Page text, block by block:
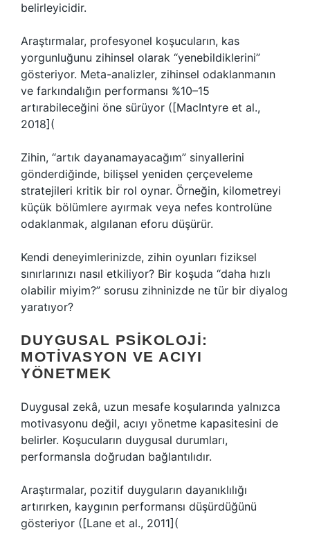
belirleyicidir.
Araştırmalar, profesyonel koşucuların, kas
yorgunluğunu zihinsel olarak “yenebildiklerini”
gösteriyor. Meta-analizler, zihinsel odaklanmanın
ve farkındalığın performansı %10–15
artırabileceğini öne sürüyor ([MacIntyre et al.,
2018](
Zihin, “artık dayanamayacağım” sinyallerini
gönderdiğinde, bilişsel yeniden çerçeveleme
stratejileri kritik bir rol oynar. Örneğin, kilometreyi
küçük bölümlere ayırmak veya nefes kontrolüne
odaklanmak, algılanan eforu düşürür.
Kendi deneyimlerinizde, zihin oyunları fiziksel
sınırlarınızı nasıl etkiliyor? Bir koşuda “daha hızlı
olabilir miyim?” sorusu zihninizde ne tür bir diyalog
yaratıyor?
DUYGUSAL PSIKOLOJI:
MOTIVASYON VE ACIYI
YÖNETMEK
Duygusal zekâ, uzun mesafe koşularında yalnızca
motivasyonu değil, acıyı yönetme kapasitesini de
belirler. Koşucuların duygusal durumları,
performansla doğrudan bağlantılıdır.
Araştırmalar, pozitif duyguların dayanıklılığı
artırırken, kaygının performansı düşürdüğünü
gösteriyor ([Lane et al., 2011](